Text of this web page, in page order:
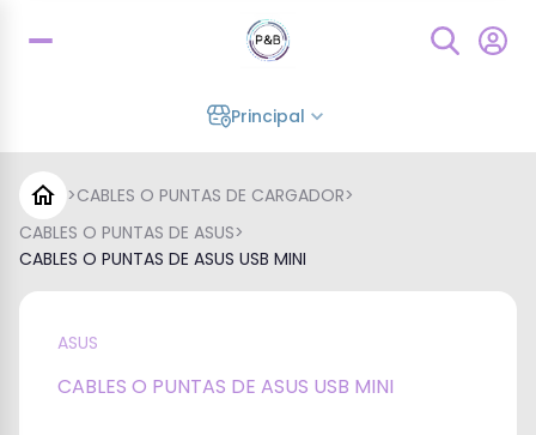
Principal
>CABLES O PUNTAS DE CARGADOR>
CABLES O PUNTAS DE ASUS>
CABLES O PUNTAS DE ASUS USB MINI
ASUS
CABLES O PUNTAS DE ASUS USB MINI